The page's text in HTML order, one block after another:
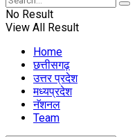
No Result
View All Result
Home
छत्तीसगढ़
उत्तर प्रदेश
मध्यप्रदेश
नॅशनल
Team